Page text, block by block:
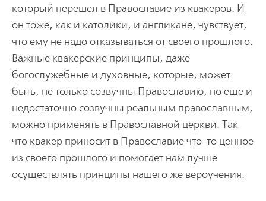
который перешел в Православие из квакеров. И
он тоже, как и католики, и англикане, чувствует,
что ему не надо отказываться от своего прошлого.
Важные квакерские принципы, даже
богослужебные и духовные, которые, может
быть, не только созвучны Православию, но еще и
недостаточно созвучны реальным православным,
можно применять в Православной церкви. Так
что квакер приносит в Православие что-то ценное
из своего прошлого и помогает нам лучше
осуществлять принципы нашего же вероучения.